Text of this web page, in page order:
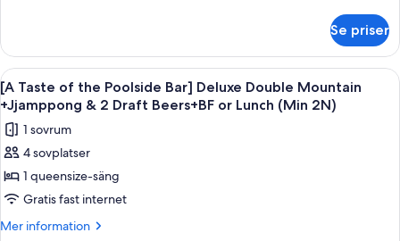
Standard
Twin
Mountain
+Jjamppong
&
2
Draft
Beers+BF
or
Lunch
Taste
of
the
Poolside
Bar]
Standard
Twin
+Jjamppong
&
Draft
Se priser
Öppna
alla
foton
för
[A
Taste
of
the
En skål med fisk- och
5
[A Taste of the Poolside Bar] Deluxe Double Mountain
+Jjamppong & 2 Draft Beers+BF or Lunch (Min 2N)
1 sovrum
4 sovplatser
1 queensize-säng
Gratis fast internet
Mer information
Mer